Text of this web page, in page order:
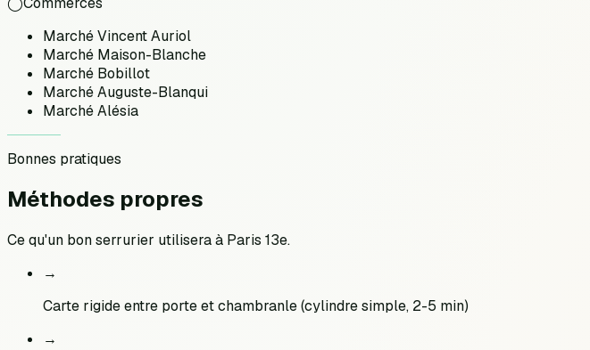
Marché Vincent Auriol
Marché Maison-Blanche
Marché Bobillot
Marché Auguste-Blanqui
Marché Alésia
Bonnes pratiques
Méthodes propres
Ce qu'un bon serrurier utilisera à Paris 13e.
→
Carte rigide entre porte et chambranle (cylindre simple, 2-5 min)
→